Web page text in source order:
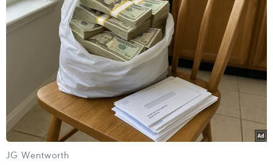
khốc liệt cuối cùng giữa nam chính Eren Yeager
và những đồng đội của anh. Không chỉ là trận
chiến giữa người và những “titan,” câu chuyện
còn xoay quanh chủ đề chiến tranh, lòng trung
thành, sự hy sinh và lý tưởng được tự do.
Tiểu thư Jones: Suy vì anh -
14/2
JG Wentworth